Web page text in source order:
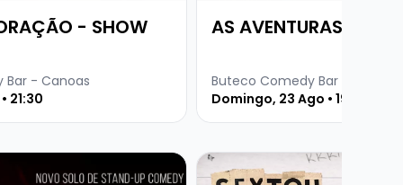
- SHOW
Bar - Canoas
21:30
AS AVENTURAS DE
Buteco Comedy Bar - Canoas
Domingo, 23 Ago • 19 horas
THE ROCHA - SHOW SOLOVeja mais sobre SEXTOU